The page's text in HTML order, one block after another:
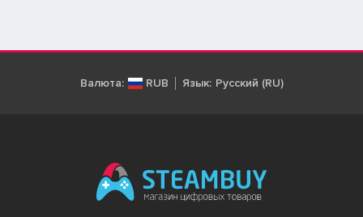
Валюта: RUB Язык: Русский (RU)